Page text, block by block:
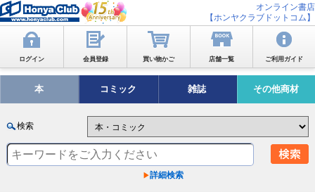
オンライン書店
【ホンヤクラブドットコム】
ログイン 会員登録 買い物かご 店舗一覧 ご利用ガイド
本 コミック 雑誌 その他商材
検索
詳細検索